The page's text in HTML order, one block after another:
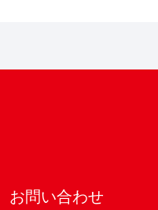
お問い合わせ